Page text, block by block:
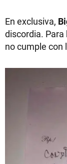
En exclusiva,
discordia. Para
no cumple con